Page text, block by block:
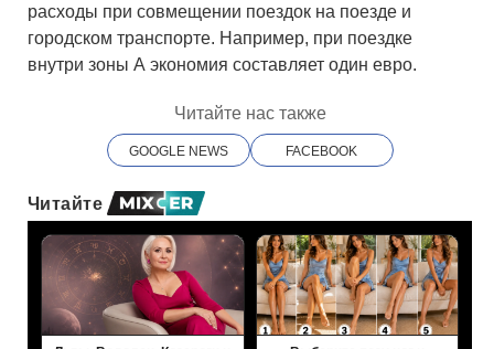
расходы при совмещении поездок на поезде и
городском транспорте. Например, при поездке
внутри зоны А экономия составляет один евро.
Читайте нас также
GOOGLE NEWS FACEBOOK
Читайте